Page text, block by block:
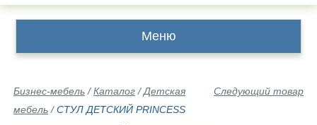
Меню
Следующий товар
Бизнес-мебель /Каталог /Детская
мебель /СТУЛ ДЕТСКИЙ PRINCESS